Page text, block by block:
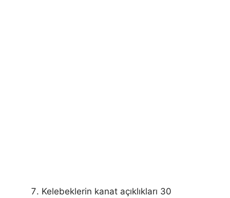
Kelebeklerin kanat açıklıkları 30